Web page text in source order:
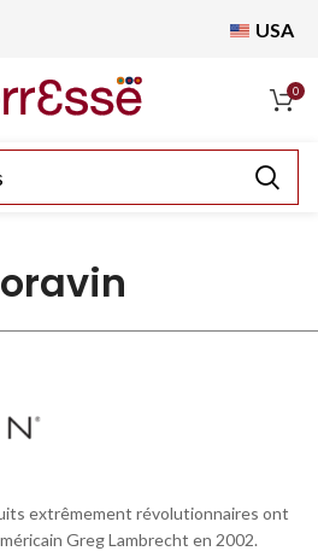
USA
0
extrêmement révolutionnaires ont
Greg Lambrecht en 2002.